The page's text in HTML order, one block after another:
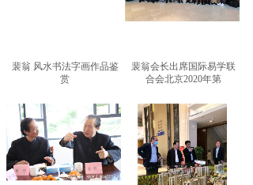
裴翁 风水书法字画作品鉴
赏
裴翁会长出席国际易学联
合会北京2020年第